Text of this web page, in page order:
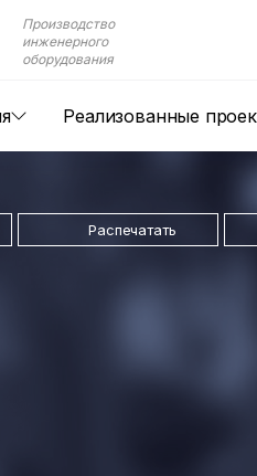
Производство
инженерного
оборудования
Реализованные
Распечатать